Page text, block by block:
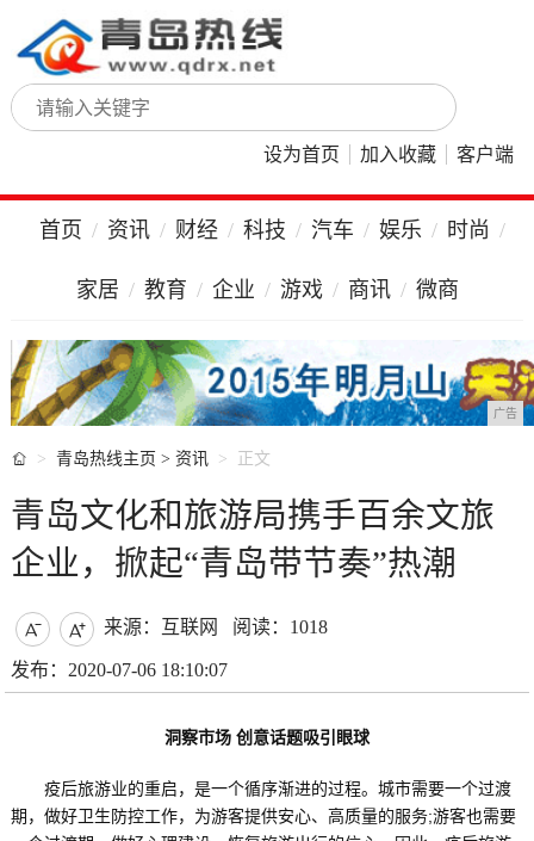
设为首页 加入收藏 客户端
首页 资讯 财经 科技 汽车 娱乐 时尚
家居 教育 企业 游戏 商讯 微商
广告
 青岛热线主页 > 资讯 正文
青岛文化和旅游局携手百余文旅
企业，掀起“青岛带节奏”热潮
  来源：互联网 阅读：1018
发布：2020-07-06 18:10:07
洞察市场 创意话题吸引眼球
疫后旅游业的重启，是一个循序渐进的过程。城市需要一个过渡
期，做好卫生防控工作，为游客提供安心、高质量的服务;游客也需要